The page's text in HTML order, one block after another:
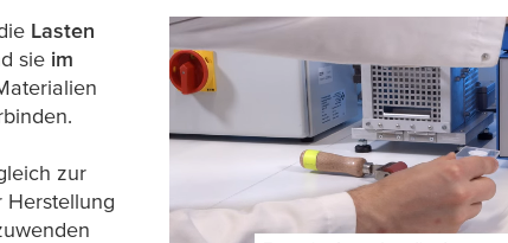
Lasten
sie im
zur
Herstellung